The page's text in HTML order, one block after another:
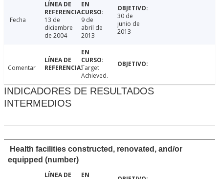
Fecha
13 de
diciembre
de 2004
9 de
abril de
2013
30 de
junio de
2013
Comentar
Target
Achieved.
INDICADORES DE RESULTADOS
INTERMEDIOS
Health facilities constructed, renovated, and/or
equipped (number)